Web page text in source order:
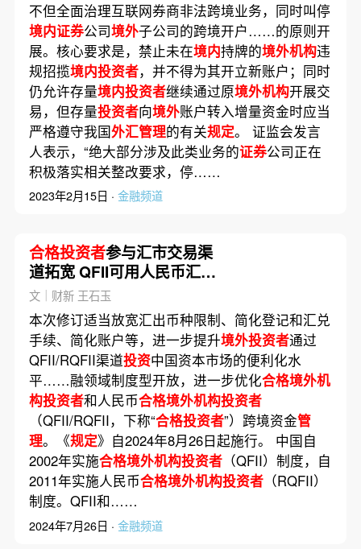
不但全面治理互联网券商非法跨境业务，同时叫停
境内证券公司境外子公司的跨境开户……的原则开
展。核心要求是，禁止未在境内持牌的境外机构违
规招揽境内投资者，并不得为其开立新账户；同时
仍允许存量境内投资者继续通过原境外机构开展交
易，但存量投资者向境外账户转入增量资金时应当
严格遵守我国外汇管理的有关规定。 证监会发言
人表示，“绝大部分涉及此类业务的证券公司正在
积极落实相关整改要求，停……
2023年2月15日 · 金融频道
合格投资者参与汇市交易渠
道拓宽 QFII可用人民币汇出
本金和收益
文｜财新 王石玉
本次修订适当放宽汇出币种限制、简化登记和汇兑
手续、简化账户等，进一步提升境外投资者通过
QFII/RQFII渠道投资中国资本市场的便利化水
平……融领域制度型开放，进一步优化合格境外机
构投资者和人民币合格境外机构投资者
（QFII/RQFII，下称“合格投资者”）跨境资金管
理。《规定》自2024年8月26日起施行。 中国自
2002年实施合格境外机构投资者（QFII）制度，自
2011年实施人民币合格境外机构投资者（RQFII）
制度。QFII和……
2024年7月26日 · 金融频道